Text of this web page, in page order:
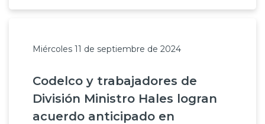
Miércoles 11 de septiembre de 2024
Codelco y trabajadores de
División Ministro Hales logran
acuerdo anticipado en